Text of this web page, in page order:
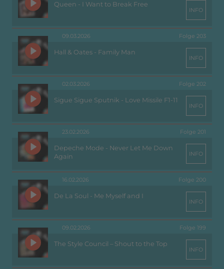
Queen - I Want to Break Free
INFO
09.03.2026 Folge 203
Hall & Oates - Family Man
INFO
02.03.2026 Folge 202
Sigue Sigue Sputnik - Love Missile F1-11
INFO
23.02.2026 Folge 201
Depeche Mode - Never Let Me Down
Again
INFO
16.02.2026 Folge 200
De La Soul - Me Myself and I
INFO
09.02.2026 Folge 199
The Style Council – Shout to the Top
INFO